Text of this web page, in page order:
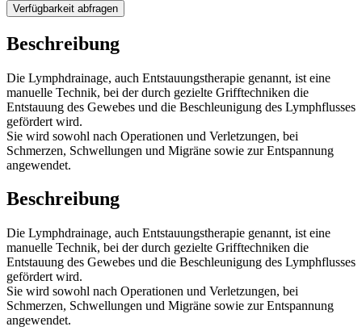
Verfügbarkeit abfragen
Beschreibung
Die Lymphdrainage, auch Entstauungstherapie genannt, ist eine
manuelle Technik, bei der durch gezielte Grifftechniken die
Entstauung des Gewebes und die Beschleunigung des Lymphflusses
gefördert wird.
Sie wird sowohl nach Operationen und Verletzungen, bei
Schmerzen, Schwellungen und Migräne sowie zur Entspannung
angewendet.
Beschreibung
Die Lymphdrainage, auch Entstauungstherapie genannt, ist eine
manuelle Technik, bei der durch gezielte Grifftechniken die
Entstauung des Gewebes und die Beschleunigung des Lymphflusses
gefördert wird.
Sie wird sowohl nach Operationen und Verletzungen, bei
Schmerzen, Schwellungen und Migräne sowie zur Entspannung
angewendet.